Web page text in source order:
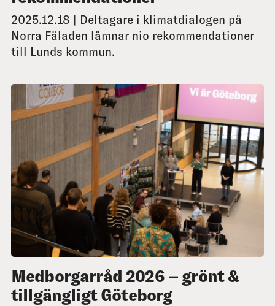
2025.12.18 | Deltagare i klimatdialogen på
Norra Fäladen lämnar nio rekommendationer
till Lunds kommun.
Medborgarråd 2026 – grönt &
tillgängligt Göteborg